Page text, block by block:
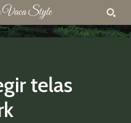
Style
telas